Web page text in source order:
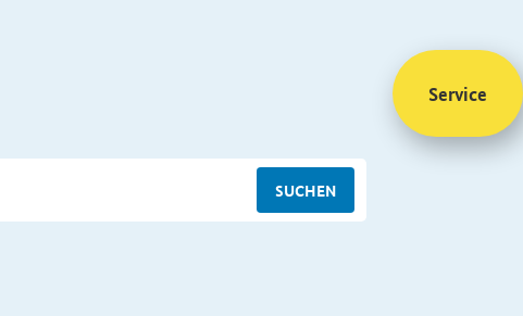
SUCHEN
Service